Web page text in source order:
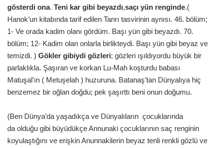
gösterdi ona. Teni kar gibi beyazdı,saçı yün renginde.(
Hanok’un kitabında tarif edilen Tanrı tasvirinin aynısı. 46. bölüm;
1- Ve orada kadim olanı gördüm. Başı yün gibi beyazdı. 70.
bölüm; 12- Kadim olan onlarla birlikteydi. Başı yün gibi beyaz ve
temizdi. ) Gökler gibiydi gözleri; gözleri ışıldıyordu büyük bir
parlaklıkla. Şaşıran ve korkan Lu-Mah koşturdu babası
Matuşal’ın ( Metuşelah ) huzuruna. Batanaş’tan Dünyalıya hiç
benzemez bir oğlan doğdu; pek şaşırttı beni onun doğumu.
(Ben Dünya’da yaşadıkça ve Dünyalıların çocuklarında
da olduğu gibi büyüdükçe Annunaki çocuklarının saç renginin
koyulaştığını ve erişkin Anunnakilerin beyaz tenli renkli gözlü ve